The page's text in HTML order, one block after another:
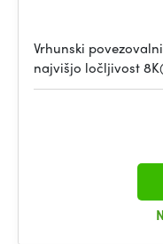
Vrhunski povezovalni
najvišjo ločljivost